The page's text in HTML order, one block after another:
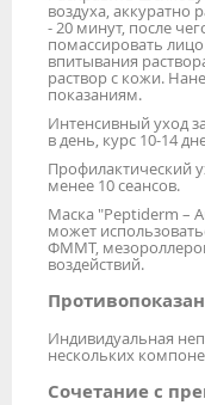
воздуха, аккуратно
- 20 минут, после
помассировать
впитывания
раствор с кожи.
показаниям.
Интенсивный уход
в день, курс 10-14
Профилактический
менее 10 сеансов.
Маска "Peptiderm –
может
ФММТ,
воздействий.
Индивидуальная
нескольких
Сочетание с